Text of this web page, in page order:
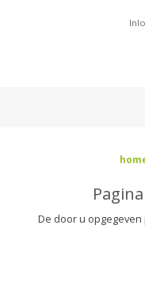
De door u